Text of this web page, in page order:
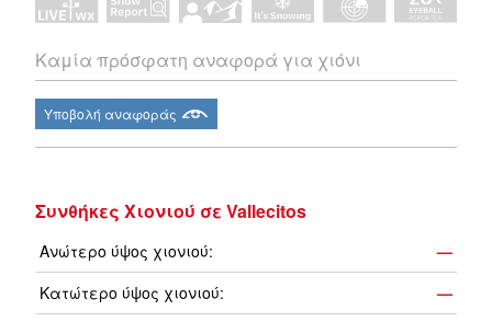
Καμία πρόσφατη αναφορά για χιόνι
Υποβολή αναφοράς
Συνθήκες Χιονιού σε Vallecitos
Ανώτερο ύψος χιονιού:
—
Κατώτερο ύψος χιονιού:
—